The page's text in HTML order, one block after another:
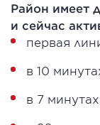
Район имеет
и сейчас
первая
в 10
в 7